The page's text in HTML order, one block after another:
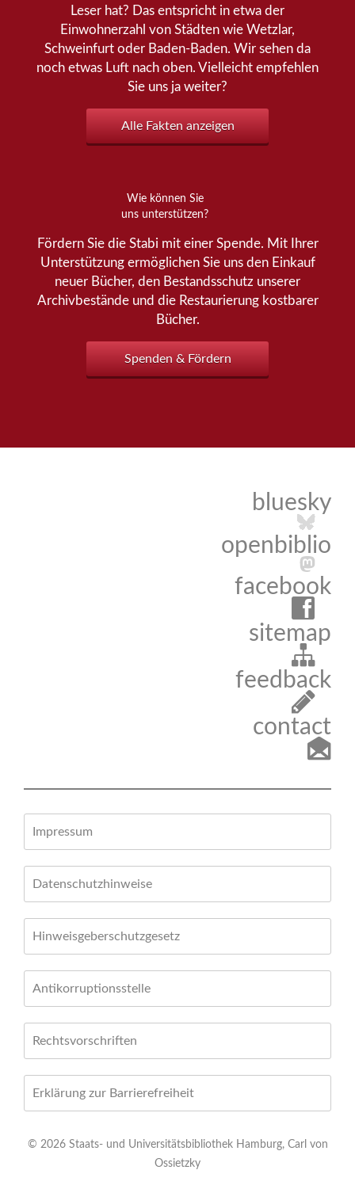
Leser hat? Das entspricht in etwa der
Einwohnerzahl von Städten wie Wetzlar,
Schweinfurt oder Baden-Baden. Wir sehen da
noch etwas Luft nach oben. Vielleicht empfehlen
Sie uns ja weiter?
Alle Fakten anzeigen
Wie können Sie
uns unterstützen?
Fördern Sie die Stabi mit einer Spende. Mit Ihrer
Unterstützung ermöglichen Sie uns den Einkauf
neuer Bücher, den Bestandsschutz unserer
Archivbestände und die Restaurierung kostbarer
Bücher.
Spenden & Fördern
bluesky
openbiblio
facebook
sitemap
feedback
contact
Impressum
Datenschutzhinweise
Hinweisgeberschutzgesetz
Antikorruptionsstelle
Rechtsvorschriften
Erklärung zur Barrierefreiheit
© 2026 Staats- und Universitätsbibliothek Hamburg, Carl von
Ossietzky